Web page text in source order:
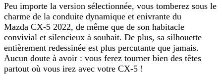
Peu importe la version sélectionnée, vous tomberez sous le
charme de la conduite dynamique et enivrante du
Mazda CX-5 2022, de même que de son habitacle
convivial et silencieux à souhait. De plus, sa silhouette
entièrement redessinée est plus percutante que jamais.
Aucun doute à avoir : vous ferez tourner bien des têtes
partout où vous irez avec votre CX-5 !